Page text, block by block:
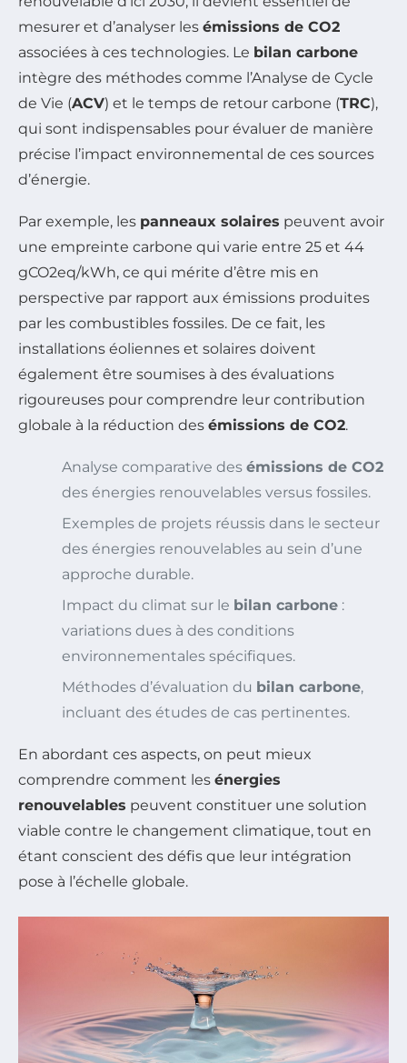
mesurer et d’analyser les émissions de CO2
associées à ces technologies. Le bilan carbone
intègre des méthodes comme l’Analyse de Cycle
de Vie (ACV) et le temps de retour carbone (TRC),
qui sont indispensables pour évaluer de manière
précise l’impact environnemental de ces sources
d’énergie.
Par exemple, les panneaux solaires peuvent avoir
une empreinte carbone qui varie entre 25 et 44
gCO2eq/kWh, ce qui mérite d’être mis en
perspective par rapport aux émissions produites
par les combustibles fossiles. De ce fait, les
installations éoliennes et solaires doivent
également être soumises à des évaluations
rigoureuses pour comprendre leur contribution
globale à la réduction des émissions de CO2.
Analyse comparative des émissions de CO2
des énergies renouvelables versus fossiles.
Exemples de projets réussis dans le secteur
des énergies renouvelables au sein d’une
approche durable.
Impact du climat sur le bilan carbone :
variations dues à des conditions
environnementales spécifiques.
Méthodes d’évaluation du bilan carbone,
incluant des études de cas pertinentes.
En abordant ces aspects, on peut mieux
comprendre comment les énergies
renouvelables peuvent constituer une solution
viable contre le changement climatique, tout en
étant conscient des défis que leur intégration
pose à l’échelle globale.